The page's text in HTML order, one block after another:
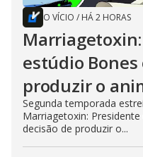
O VÍCIO / HÁ 2 HORAS
estúdio
produzir o
Segunda temporada
Marriagetoxin:
decisão de produzir o...